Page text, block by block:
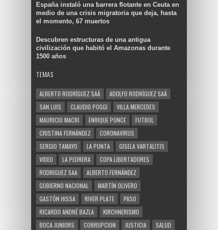
España instaló una barrera flotante en Ceuta en
medio de una crisis migratoria que deja, hasta
el momento, 67 muertos
Descubren estructuras de una antigua
civilización que habitó el Amazonas durante
1500 años
TEMAS
ALBERTO RODRÍGUEZ SAÁ
ADOLFO RODRÍGUEZ SAÁ
SAN LUIS
CLAUDIO POGGI
VILLA MERCEDES
MAURICIO MACRI
ENRIQUE PONCE
FUTBOL
CRISTINA FERNÁNDEZ
CORONAVIRUS
SERGIO TAMAYO
LA PUNTA
GISELA VARTALITIS
VIDEO
LA PEDRERA
COPA LIBERTADORES
RODRIGUEZ SAA
ALBERTO FERNÁNDEZ
GOBIERNO NACIONAL
MARTÍN OLIVERO
GASTÓN HISSA
RIVER PLATE
PASO
RICARDO ANDRÉ BAZLA
KIRCHNERISMO
BOCA JUNIORS
CORRUPCION JUSTICIA SALUD